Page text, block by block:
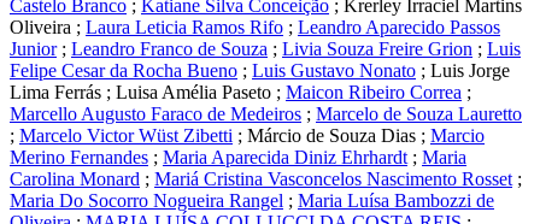
Castelo Branco ; Katiane Silva Conceição ; Krerley Irraciel Martins
Oliveira ; Laura Leticia Ramos Rifo ; Leandro Aparecido Passos
Junior; Leandro Franco de Souza ; Livia Souza Freire Grion ; Luis
Felipe Cesar da Rocha Bueno ; Luis Gustavo Nonato ; Luis Jorge
Lima Ferrás ; Luisa Amélia Paseto ; Maicon Ribeiro Correa ;
Marcello Augusto Faraco de Medeiros ; Marcelo de Souza Lauretto
; Marcelo Victor Wüst Zibetti ; Márcio de Souza Dias ; Marcio
Merino Fernandes ; Maria Aparecida Diniz Ehrhardt ; Maria
Carolina Monard ; Mariá Cristina Vasconcelos Nascimento Rosset ;
Maria Do Socorro Nogueira Rangel ; Maria Luísa Bambozzi de